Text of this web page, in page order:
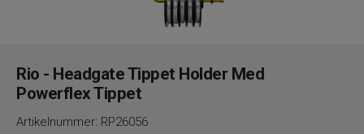
Rio - Headgate Tippet Holder Med
Powerflex Tippet
Artikelnummer: RP26056